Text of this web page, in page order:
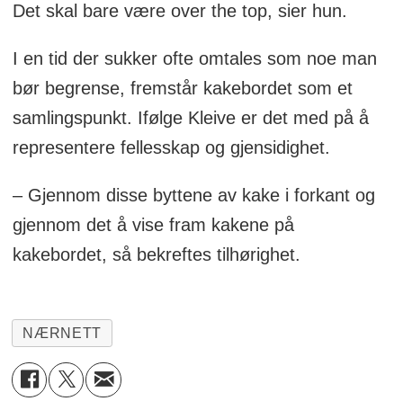
Det skal bare være over the top, sier hun.
I en tid der sukker ofte omtales som noe man
bør begrense, fremstår kakebordet som et
samlingspunkt. Ifølge Kleive er det med på å
representere fellesskap og gjensidighet.
– Gjennom disse byttene av kake i forkant og
gjennom det å vise fram kakene på
kakebordet, så bekreftes tilhørighet.
NÆRNETT